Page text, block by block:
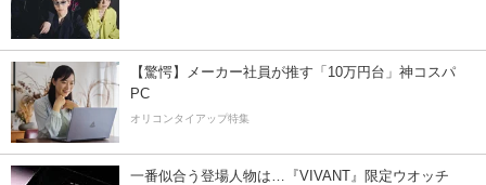
【驚愕】メーカー社員が推す「10万円台」神コスパ
PC
オリコンタイアップ特集
一番似合う登場人物は…『VIVANT』限定ウオッチ